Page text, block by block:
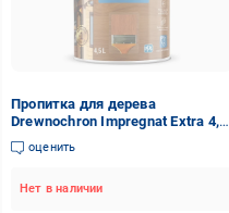
Пропитка для дерева
Drewnochron Impregnat Extra 4,5
л Палисандр (2790726768)
оценить
Нет в наличии